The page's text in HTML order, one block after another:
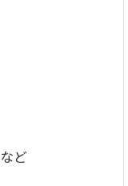
ど